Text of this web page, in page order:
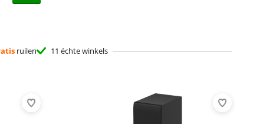
ruilen 11 échte winkels